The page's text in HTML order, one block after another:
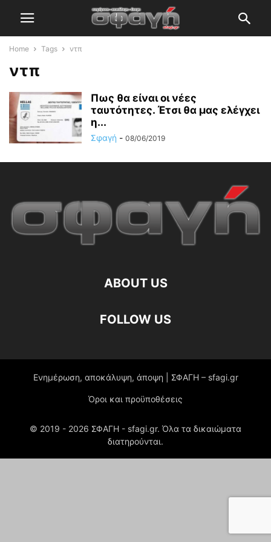
Home Tags ντπ
ντπ
Πως θα είναι οι νέες
ταυτότητες. Έτσι θα μας ελέγχει
η...
Σφαγή - 08/06/2019
ABOUT US
FOLLOW US
Ενημέρωση, αποκάλυψη, άποψη | ΣΦΑΓΗ – sfagi.gr
Όροι και προϋποθέσεις
© 2019 - 2026 ΣΦΑΓΗ - sfagi.gr. Όλα τα δικαιώματα
διατηρούνται.